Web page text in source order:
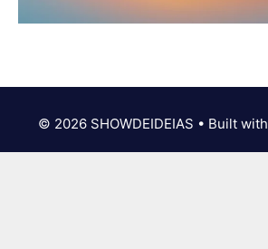
© 2026 SHOWDEIDEIAS • Built with